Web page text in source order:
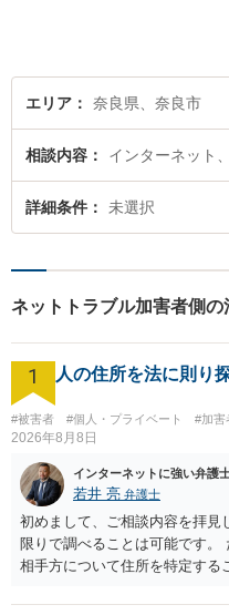
さい。
エリア
奈良県、奈良市
相談内容 インターネット
詳細条件 未選択
ネットトラブル加害者側
1 人の住所を法に則り
#被害者 #個人・プライベート #加害
2026年8月8日
インターネットに強い弁護
若井 亮 弁護士
初めまして、ご相談内容を拝見
限りで調べることは可能です
相手方について住所を特定する